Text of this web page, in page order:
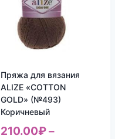
Пряжа для вязания
ALIZE «COTTON
GOLD» (№493)
Коричневый
210.00₽–